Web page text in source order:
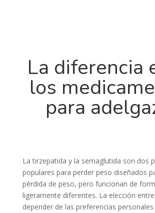
La diferencia
los
para
La tirzepatida y la semaglutida son dos
populares para perder peso diseñados
pérdida de peso, pero funcionan de
ligeramente diferentes. La elección
depender de las preferencias